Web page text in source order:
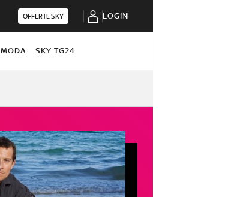
OFFERTE SKY LOGIN
MODA SKY TG24